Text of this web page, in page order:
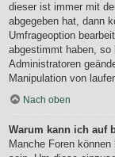
dieser ist immer mit
abgegeben hat, dann
Umfrageoption
abgestimmt haben, so
Administratoren
Manipulation von
Nach oben
Warum kann ich auf
Manche Foren